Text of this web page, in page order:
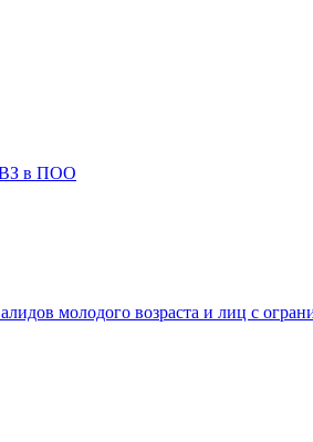
в ПОО
молодого возраста и лиц с